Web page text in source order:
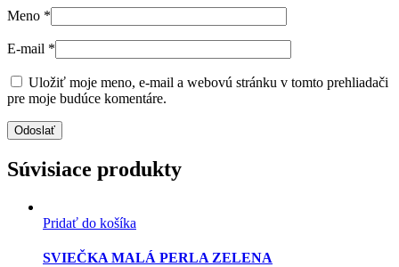
Meno *
E-mail *
Uložiť moje meno, e-mail a webovú stránku v tomto prehliadači
pre moje budúce komentáre.
Súvisiace produkty
Pridať do košíka
SVIEČKA MALÁ PERLA ZELENA